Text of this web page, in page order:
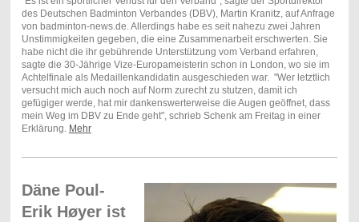
des Deutschen Badminton Verbandes (DBV), Martin Kranitz, auf Anfrage
von badminton-news.de. Allerdings habe es seit nahezu zwei Jahren
Unstimmigkeiten gegeben, die eine Zusammenarbeit erschwerten. Sie
habe nicht die ihr gebührende Unterstützung vom Verband erfahren,
sagte die 30-Jährige Vize-Europameisterin schon in London, wo sie im
Achtelfinale als Medaillenkandidatin ausgeschieden war. "Wer letztlich
versuchtmich auch noch auf Norm zurecht zu stutzen, damit ich
gefügiger werde, hat mir dankenswerterweise die Augen geöffnet, dass
mein Weg im DBV zu Ende geht", schrieb Schenk am Freitag in einer
Erklärung. Mehr
Däne Poul-
Erik Høyer ist